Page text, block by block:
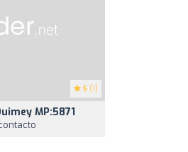
5 (1)
MP:5871